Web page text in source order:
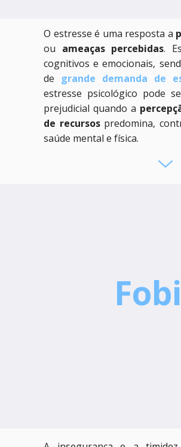
O estresse é uma resposta a
ou ameaças percebidas.
cognitivos e emocionais,
de grande demanda de
estresse psicológico pode
prejudicial quando a
de recursospredomina,
saúde mental e física.